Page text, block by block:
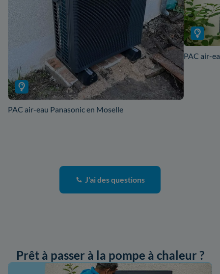
PAC air-eau Panasonic en Moselle
PAC air-
J'ai des questions
Prêt à passer à la pompe à chaleur ?